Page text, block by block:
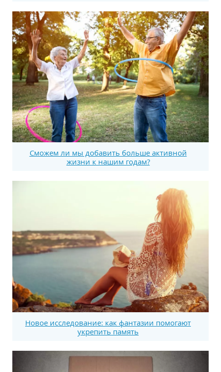
Сможем ли мы добавить больше активной
жизни к нашим годам?
Новое исследование: как фантазии помогают
укрепить память